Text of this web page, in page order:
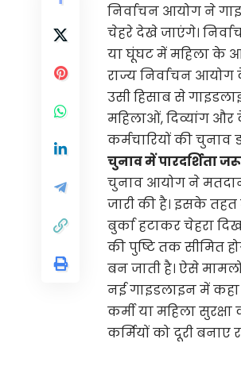
निर्वाचन आयोग ने
चेहरे देखे जाएंगे।
या घूंघट में महिला के
राज्य निर्वाचन
उसी हिसाब से
महिलाओं, दिव्यांग और
कर्मचारियों की
चुनाव में पारदर्शिता
चुनाव आयोग ने मतदान
जारी की है। इसके
बुर्का हटाकर चेहरा
की पुष्टि तक सीमित
बन जाती है। ऐसे
नई गाइडलाइन में कहा
कर्मी या महिला
कर्मियों को दूरी बनाए